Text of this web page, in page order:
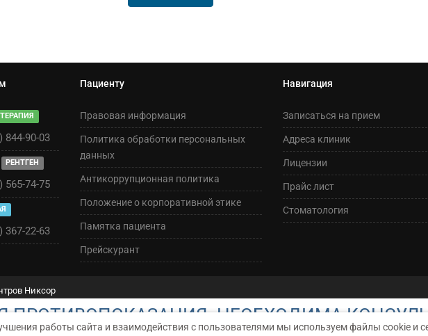
работы сайта и взаимодействия с пользователями мы используем файлы cookie и
844-90-03
РЕНТГЕН
565-74-75
367-22-63
Пациенту
Правовая информация
Политика обработки персональных
данных
Антикоррупционная политика
Положение о корпоративной этике
Памятка пациента
Прейскурант
Навигация
Записаться на прием
Адреса клиник
Лицензии
Прайс лист
Стоматология
Никсор
ПРОТИВОПОКАЗАНИЯ. НЕОБХОДИМА